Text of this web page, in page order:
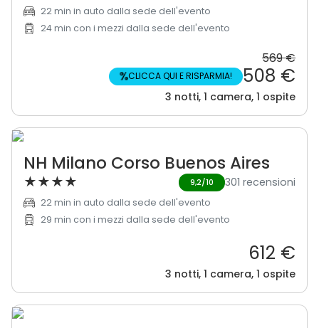
22 min in auto dalla sede dell'evento
24 min con i mezzi dalla sede dell'evento
569 €
%CLICCA QUI E RISPARMIA! 508 €
3 notti, 1 camera, 1 ospite
NH Milano Corso Buenos Aires
★★★★ 9,2/10 301 recensioni
22 min in auto dalla sede dell'evento
29 min con i mezzi dalla sede dell'evento
612 €
3 notti, 1 camera, 1 ospite